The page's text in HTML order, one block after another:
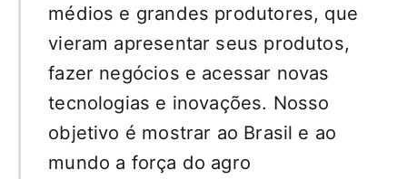
médios e grandes produtores, que
vieram apresentar seus produtos,
fazer negócios e acessar novas
tecnologias e inovações. Nosso
objetivo é mostrar ao Brasil e ao
mundo a força do agro